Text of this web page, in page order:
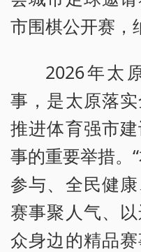
市围棋公开赛，
2026年太
事，是太原落实
推进体育强市
事的重要举措。
参与、全民健
赛事聚人气、
众身边的精品